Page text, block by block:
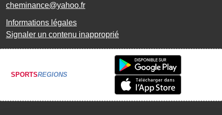
cheminance@yahoo.fr
Informations légales
Signaler un contenu inapproprié
SPORTSREGIONS